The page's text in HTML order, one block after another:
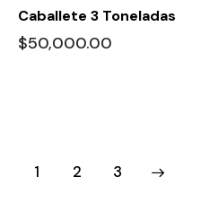
Caballete 3 Toneladas
$50,000.00
1 2 3
→